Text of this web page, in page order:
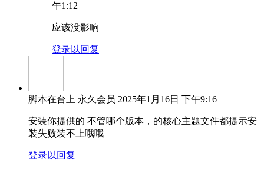
午1:12
应该没影响
登录以回复
脚本在台上 永久会员 2025年1月16日 下午9:16
安装你提供的 不管哪个版本，的核心主题文件都提示安
装失败装不上哦哦
登录以回复